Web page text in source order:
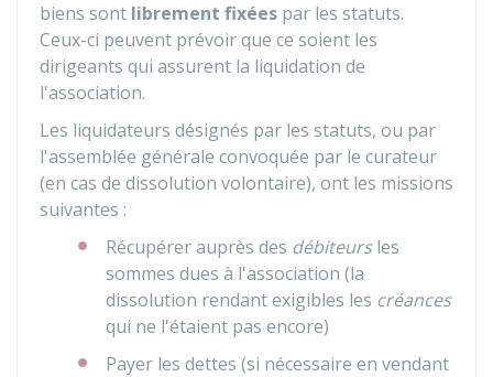
biens sont librement fixées par les statuts.
Ceux-ci peuvent prévoir que ce soient les
dirigeants qui assurent la liquidation de
l'association.
Les liquidateurs désignés par les statuts, ou par
l'assemblée générale convoquée par le curateur
(en cas de dissolution volontaire), ont les missions
suivantes :
Récupérer auprès des débiteursles
sommes dues à l'association (la
dissolution rendant exigibles les créances
qui ne l'étaient pas encore)
Payer les dettes (si nécessaire en vendant